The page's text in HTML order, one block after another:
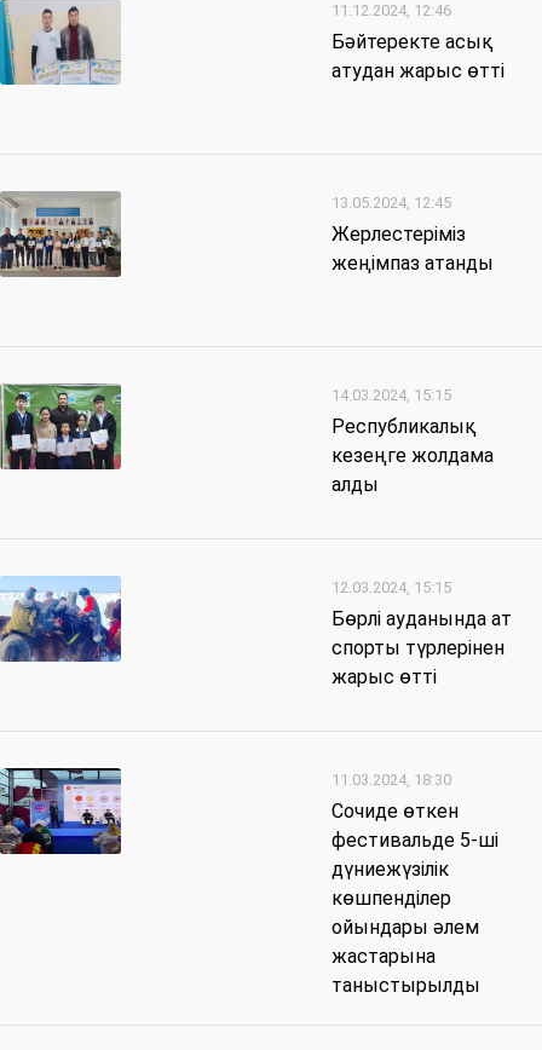
11.12.2024, 12:46
Бәйтеректе асық
атудан жарыс өтті
13.05.2024, 12:45
Жерлестеріміз
жеңімпаз атанды
14.03.2024, 15:15
Республикалық
кезеңге жолдама
алды
12.03.2024, 15:15
Бөрлі ауданында ат
спорты түрлерінен
жарыс өтті
11.03.2024, 18:30
Сочиде өткен
фестивальде 5-ші
дүниежүзілік
көшпенділер
ойындары әлем
жастарына
таныстырылды